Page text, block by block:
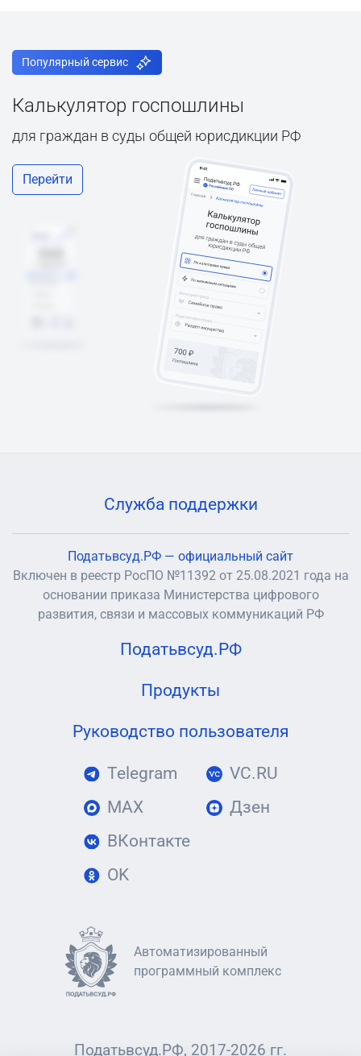
Популярный сервис
Калькулятор госпошлины
для граждан в суды общей юрисдикции РФ
Перейти
Служба поддержки
Податьвсуд.РФ — официальный сайт
Включен в реестр РосПО №11392 от 25.08.2021 года на
основании приказа Министерства цифрового
развития, связи и массовых коммуникаций РФ
Податьвсуд.РФ
Продукты
Руководство пользователя
Telegram
MAX
ВКонтакте
OK
VC.RU
Дзен
Автоматизированный
программный комплекс
Податьвсуд.РФ, 2017-2026 гг.